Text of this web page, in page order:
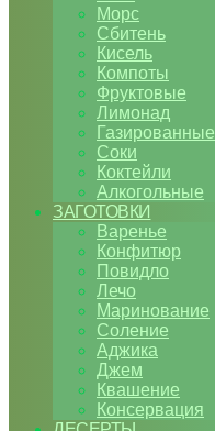
Морс
Сбитень
Кисель
Компоты
Фруктовые
Лимонад
Газированные
Соки
Коктейли
Алкогольные
ЗАГОТОВКИ
Варенье
Конфитюр
Повидло
Лечо
Маринование
Соление
Аджика
Джем
Квашение
Консервация